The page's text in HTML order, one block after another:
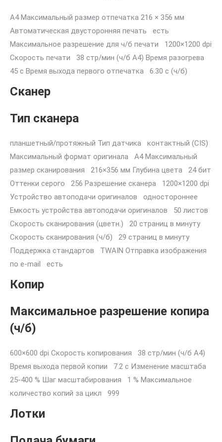
A4 Максимальный размер отпечатка 216 × 356 мм
Автоматическая двусторонняя печать есть
Максимальное разрешение для ч/б печати 1200×1200 dpi
Скорость печати 38 стр/мин (ч/б А4) Время разогрева
45 с Время выхода первого отпечатка 6.30 c (ч/б)
Сканер
Тип сканера
планшетный/протяжный Тип датчика контактный (CIS)
Максимальный формат оригинала A4 Максимальный
размер сканирования 216×356 мм Глубина цвета 24 бит
Оттенки серого 256 Разрешение сканера 1200×1200 dpi
Устройство автоподачи оригиналов одностороннее
Емкость устройства автоподачи оригиналов 50 листов
Скорость сканирования (цветн.) 20 страниц в минуту
Скорость сканирования (ч/б) 29 страниц в минуту
Поддержка стандартов TWAIN Отправка изображения
по e-mail есть
Копир
Максимальное разрешение копира
(ч/б)
600×600 dpi Скорость копирования 38 стр/мин (ч/б А4)
Время выхода первой копии 7.2 с Изменение масштаба
25-400 % Шаг масштабирования 1 % Максимальное
количество копий за цикл 999
Лотки